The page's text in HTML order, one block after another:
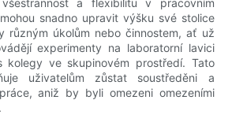
a flexibilitu v pracovním
snadno upravit výšku své stolice
různým úkolům nebo činnostem, ať už
experimenty na laboratorní lavici
kolegy ve skupinovém prostředí. Tato
uživatelům zůstat soustředěni a
aniž by byli omezeni omezeními